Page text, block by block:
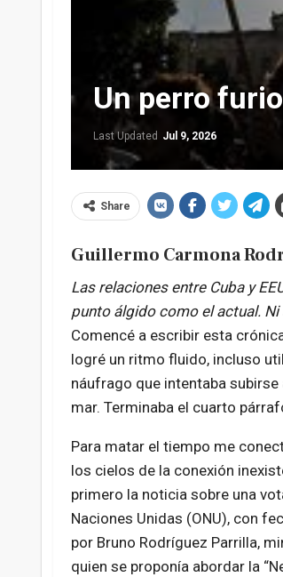
Un perro
Last Updated Jul 9, 2026
Share
Guillermo Carmona
Las relaciones entre Cuba y
punto álgido como el actual.
Comencé a escribir esta
logré un ritmo fluido, incluso
náufrago que intentaba
mar. Terminaba el cuarto
Para matar el tiempo me
los cielos de laconexión
primero la noticia sobre una
Naciones Unidas (ONU), con
por Bruno Rodríguez Parrilla,
quien se proponía abordar la